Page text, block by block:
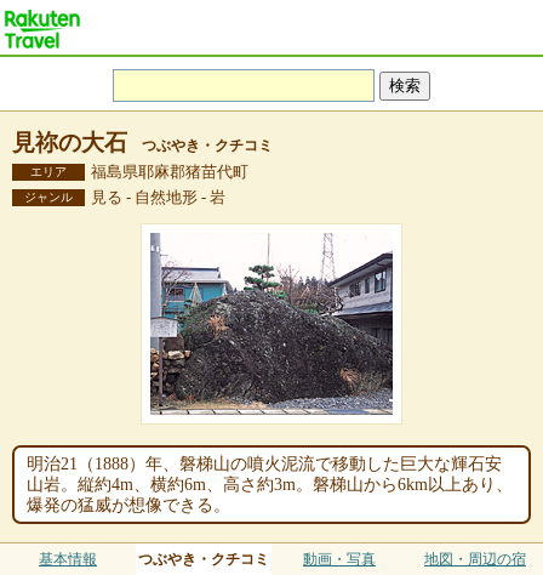
見祢の大石 つぶやき・クチコミ
エリア 福島県耶麻郡猪苗代町
ジャンル 見る - 自然地形 - 岩
明治21（1888）年、磐梯山の噴火泥流で移動した巨大な輝石安
山岩。縦約4m、横約6m、高さ約3m。磐梯山から6km以上あり、
爆発の猛威が想像できる。
基本情報 つぶやき・クチコミ 動画・写真 地図・周辺の宿